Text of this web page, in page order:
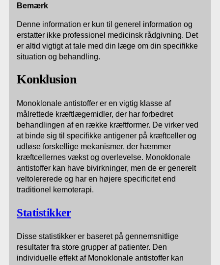
Bemærk
Denne information er kun til generel information og
erstatter ikke professionel medicinsk rådgivning. Det
er altid vigtigt at tale med din læge om din specifikke
situation og behandling.
Konklusion
Monoklonale antistoffer er en vigtig klasse af
målrettede kræftlægemidler, der har forbedret
behandlingen af en række kræftformer. De virker ved
at binde sig til specifikke antigener på kræftceller og
udløse forskellige mekanismer, der hæmmer
kræftcellernes vækst og overlevelse. Monoklonale
antistoffer kan have bivirkninger, men de er generelt
veltolererede og har en højere specificitet end
traditionel kemoterapi.
Statistikker
Disse statistikker er baseret på gennemsnitlige
resultater fra store grupper af patienter. Den
individuelle effekt af Monoklonale antistoffer kan